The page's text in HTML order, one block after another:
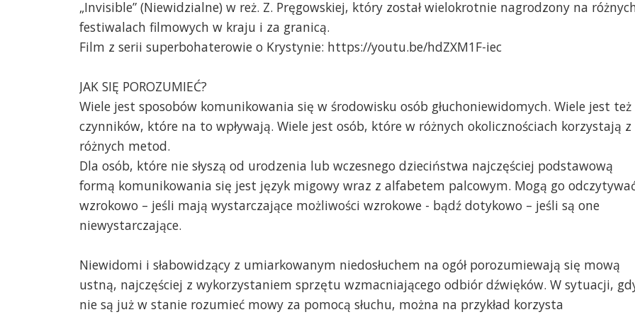
„Invisible” (Niewidzialne) w reż. Z. Pręgowskiej, który został wielokrotnie nagrodzony na
festiwalach filmowych w kraju i za granicą.
Film z serii superbohaterowie o Krystynie: https://youtu.be/hdZXM1F-iec
JAK SIĘ POROZUMIEĆ?
Wiele jest sposobów komunikowania się w środowisku osób głuchoniewidomych. Wiele jest też
czynników, które na to wpływają. Wiele jest osób, które w różnych okolicznościach korzystają z
różnych metod.
Dla osób, które nie słyszą od urodzenia lub wczesnego dzieciństwa najczęściej podstawową
formą komunikowania się jest język migowy wraz z alfabetem palcowym. Mogą go
wzrokowo – jeśli mają wystarczające możliwości wzrokowe - bądź dotykowo – jeśli są one
niewystarczające.
Niewidomi i słabowidzący z umiarkowanym niedosłuchem na ogół porozumiewają się mową
ustną, najczęściej z wykorzystaniem sprzętu wzmacniającego odbiór dźwięków. W sytuacji,
nie są już w stanie rozumieć mowy za pomocą słuchu, można na przykład korzysta